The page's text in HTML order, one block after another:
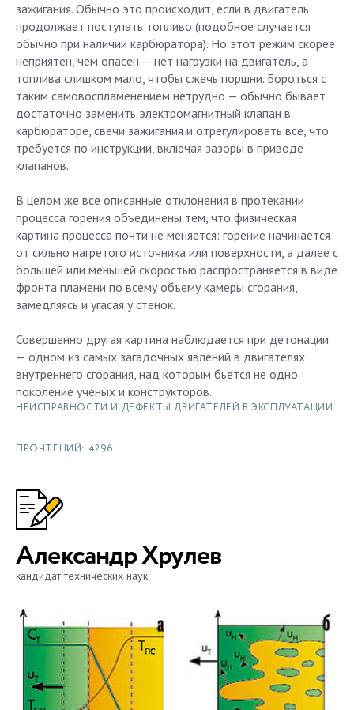
зажигания. Обычно это происходит, если в двигатель
продолжает поступать топливо (подобное случается
обычно при наличии карбюратора). Но этот режим скорее
неприятен, чем опасен — нет нагрузки на двигатель, а
топлива слишком мало, чтобы сжечь поршни. Бороться с
таким самовоспламенением нетрудно — обычно бывает
достаточно заменить электромагнитный клапан в
карбюраторе, свечи зажигания и отрегулировать все, что
требуется по инструкции, включая зазоры в приводе
клапанов.
В целом же все описанные отклонения в протекании
процесса горения объединены тем, что физическая
картина процесса почти не меняется: горение начинается
от сильно нагретого источника или поверхности, а далее с
большей или меньшей скоростью распространяется в виде
фронта пламени по всему объему камеры сгорания,
замедляясь и угасая у стенок.
Совершенно другая картина наблюдается при детонации
— одном из самых загадочных явлений в двигателях
внутреннего сгорания, над которым бьется не одно
поколение ученых и конструкторов.
НЕИСПРАВНОСТИ И ДЕФЕКТЫ ДВИГАТЕЛЕЙ В ЭКСПЛУАТАЦИИ
ПРОЧТЕНИЙ: 4296
Александр Хрулев
кандидат технических наук